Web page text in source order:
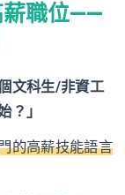
薪職位——
文科生/非資工
？」
的高薪技能語言